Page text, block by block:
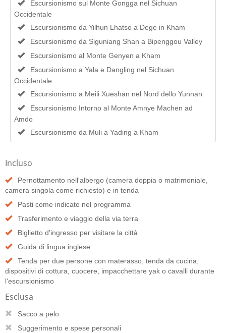
Escursionismo sul Monte Gongga nel Sichuan
Occidentale
Escursionismo da Yilhun Lhatso a Dege in Kham
Escursionismo da Siguniang Shan a Bipenggou Valley
Escursionismo al Monte Genyen a Kham
Escursionismo a Yala e Dangling nel Sichuan
Occidentale
Escursionismo a Meili Xueshan nel Nord dello Yunnan
Escursionismo Intorno al Monte Amnye Machen ad
Amdo
Escursionismo da Muli a Yading a Kham
Incluso
Pernottamento nell'albergo (camera doppia o matrimoniale,
camera singola come richiesto) e in tenda
Pasti come indicato nel programma
Trasferimento e viaggio della via terra
Biglietto d'ingresso per visitare la città
Guida di lingua inglese
Tenda per due persone con materasso, tenda da cucina,
dispositivi di cottura, cuocere, impacchettare yak o cavalli durante
l'escursionismo
Esclusa
Sacco a pelo
Suggerimento e spese personali